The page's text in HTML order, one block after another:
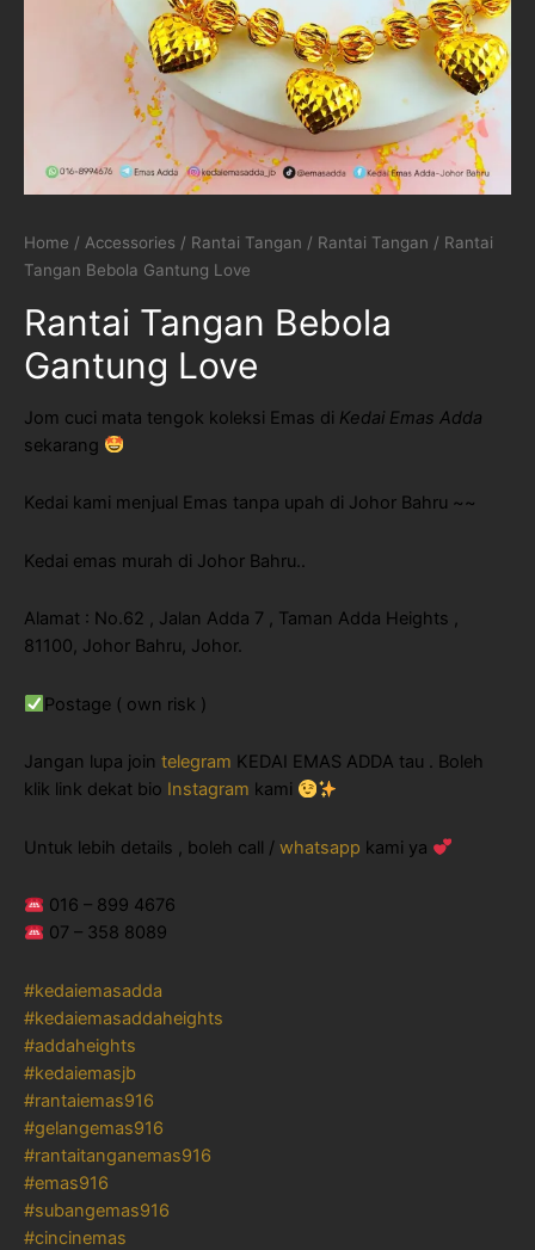
Home / Accessories / Rantai Tangan / Rantai Tangan / Rantai
Tangan Bebola Gantung Love
Rantai Tangan Bebola
Gantung Love
Jom cuci mata tengok koleksi Emas di Kedai Emas Adda
sekarang
Kedai kami menjual Emas tanpa upah di Johor Bahru ~~
Kedai emas murah di Johor Bahru..
Alamat : No.62 , Jalan Adda 7 , Taman Adda Heights ,
81100, Johor Bahru, Johor.
Postage ( own risk )
Jangan lupa join telegram KEDAI EMAS ADDA tau . Boleh
klik link dekat bio Instagram kami
Untuk lebih details , boleh call / whatsapp kami ya
016 – 899 4676
07 – 358 8089
#kedaiemasadda
#kedaiemasaddaheights
#addaheights
#kedaiemasjb
#rantaiemas916
#gelangemas916
#rantaitanganemas916
#emas916
#subangemas916
#cincinemas